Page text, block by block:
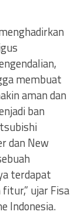
membuat
aman dan
ban
dan New
terdapat
ujar Fisa
Indonesia.